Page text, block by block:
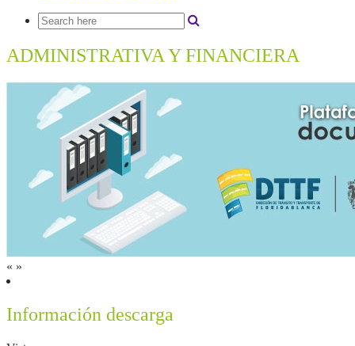
ADMINISTRATIVA Y FINANCIERA
« »
Información descarga